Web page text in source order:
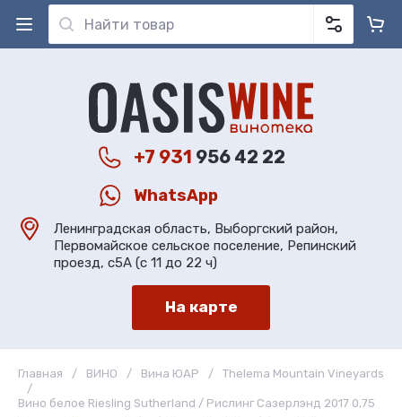
+7 931 956 42 22
WhatsApp
Ленинградская область, Выборгский район,
Первомайское сельское поселение, Репинский
проезд, с5А (с 11 до 22 ч)
На карте
Главная / ВИНО / Вина ЮАР /
Thelema Mountain Vineyards
/
Вино белое Riesling Sutherland / Рислинг Сазерлэнд 2017 0,75